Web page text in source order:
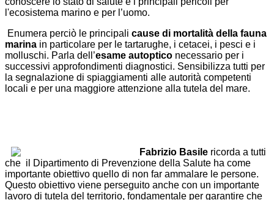
l'ecosistema marino e per l’uomo.
Enumera perciò le principali cause di mortalità della fauna
marina in particolare per le tartarughe, i cetacei, i pesci e i
molluschi. Parla dell’esame autoptico necessario per i
successivi approfondimenti diagnostici. Sensibilizza tutti per
la segnalazione di spiaggiamenti alle autorità competenti
locali e per una maggiore attenzione alla tutela del mare.
Fabrizio Basile ricorda a tutti
che il Dipartimento di Prevenzione della Salute ha come
importante obiettivo quello di non far ammalare le persone.
Questo obiettivo viene perseguito anche con un importante
lavoro di tutela del territorio, fondamentale per garantire che